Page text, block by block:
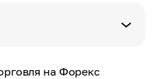
на Форекс